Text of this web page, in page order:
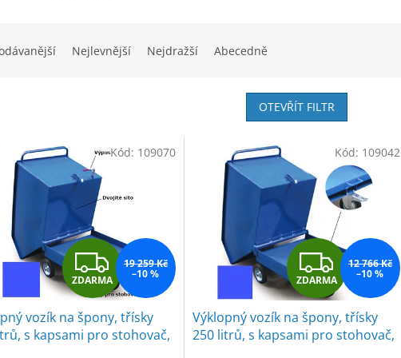
Nejlevnější Nejdražší Abecedně
OTEVŘÍT FILTR
Z
D
A
ZDARMA
19 259 Kč
–10 %
vozík na špony, třísky
s kapsami pro stohovač,
Kód: 109070
Z
D
A
ZDARMA
12 766 Kč
–10 %
Výklopný vozík na špony, třísky
250 litrů, s kapsami pro stohovač,
Kód: 109042